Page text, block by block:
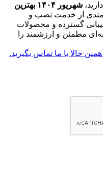
شهریور ۱۴۰۴ بهترین
از خدمت نصب و
گسترده و محصولات
مطمئن و ارزشمند را
حالا با ما تماس بگیرید.